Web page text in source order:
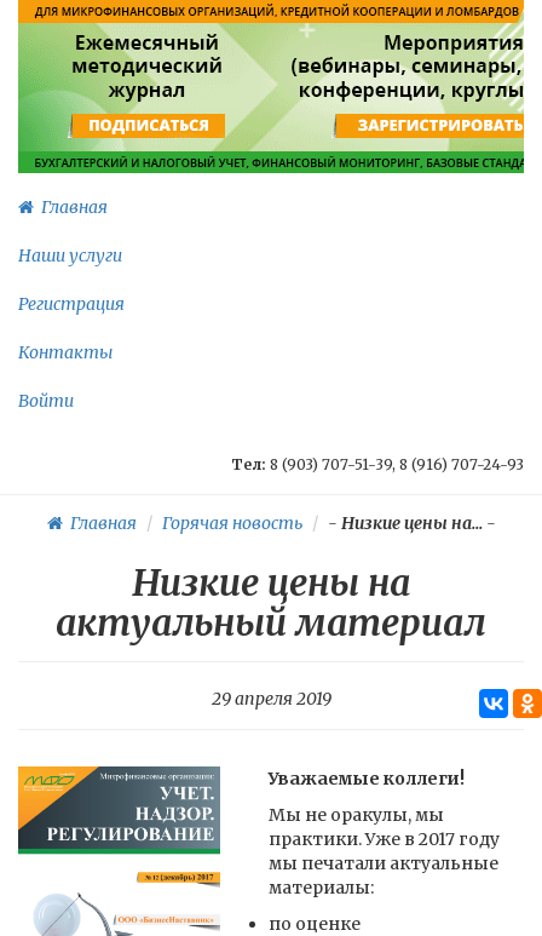
Главная
Наши услуги
Регистрация
Контакты
Войти
Тел: 8 (903) 707-51-39, 8 (916) 707-24-93
Главная Горячая новость - Низкие цены на...-
Низкие цены на
актуальный материал
29 апреля 2019
Уважаемые коллеги!
Мы не оракулы, мы
практики. Уже в 2017 году
мы печатали актуальные
материалы:
по оценке